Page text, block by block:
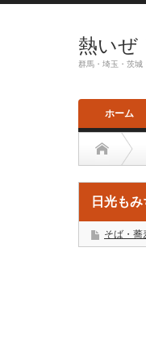
熱いぜ
群馬・埼玉・茨城
ホーム
日光も
そば・蕎